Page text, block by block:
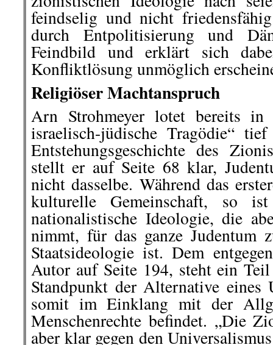
feindselig und nicht
durch Entpolitisierung und
Feindbild und erklärt sich
Konfliktlösung unmöglich
Religiöser Machtanspruch
Arn Strohmeyer lotet bereits in
israelisch-jüdische Tragödie“
Entstehungsgeschichte des
stellt er auf Seite 68 klar,
nicht dasselbe. Während das
kulturelle Gemeinschaft, so
nationalistische Ideologie, die
nimmt, für das ganze Judentum
Staatsideologie ist. Dem
Autor auf Seite 194, steht ein
Standpunkt der Alternative eines
somit im Einklang mit der
Menschenrechte befindet. „Die
aber klar gegen den